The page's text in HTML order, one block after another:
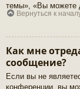
темы», «Вы можете
Вернуться к
Как мне
сообщение?
Если вы не
конференции, вы